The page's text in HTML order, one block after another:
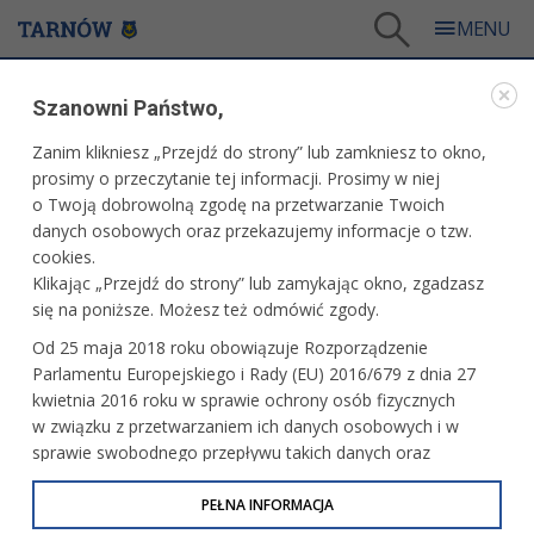
UNIA Z KOMPLETEM
14.04.2009, 08:12
Piłkarze tarnowskiej Unii odnieśli pierwsze zwycięstwo tej
wiosny. W ostatniej kolejce III ligi pokonali na własnym
stadionie – Glinika Gorlice 1-0.
Szanowni Państwo,
Zanim klikniesz „Przejdź do strony” lub zamkniesz to okno,
prosimy o przeczytanie tej informacji. Prosimy w niej
o Twoją dobrowolną zgodę na przetwarzanie Twoich
danych osobowych oraz przekazujemy informacje o tzw.
cookies.
Klikając „Przejdź do strony” lub zamykając okno, zgadzasz
się na poniższe. Możesz też odmówić zgody.
Od 25 maja 2018 roku obowiązuje Rozporządzenie
Parlamentu Europejskiego i Rady (EU) 2016/679 z dnia 27
kwietnia 2016 roku w sprawie ochrony osób fizycznych
w związku z przetwarzaniem ich danych osobowych i w
sprawie swobodnego przepływu takich danych oraz
uchylenia dyrektywy 95/46/WE (określane jako RODO, GDPR
lub Ogólne Rozporządzenie o Ochronie Danych
PEŁNA INFORMACJA